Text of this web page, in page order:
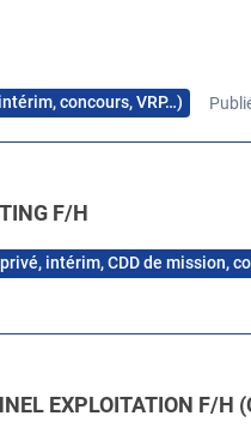
concours, VRP…)
F/H
intérim, CDD de mission,
EXPLOITATION F/H